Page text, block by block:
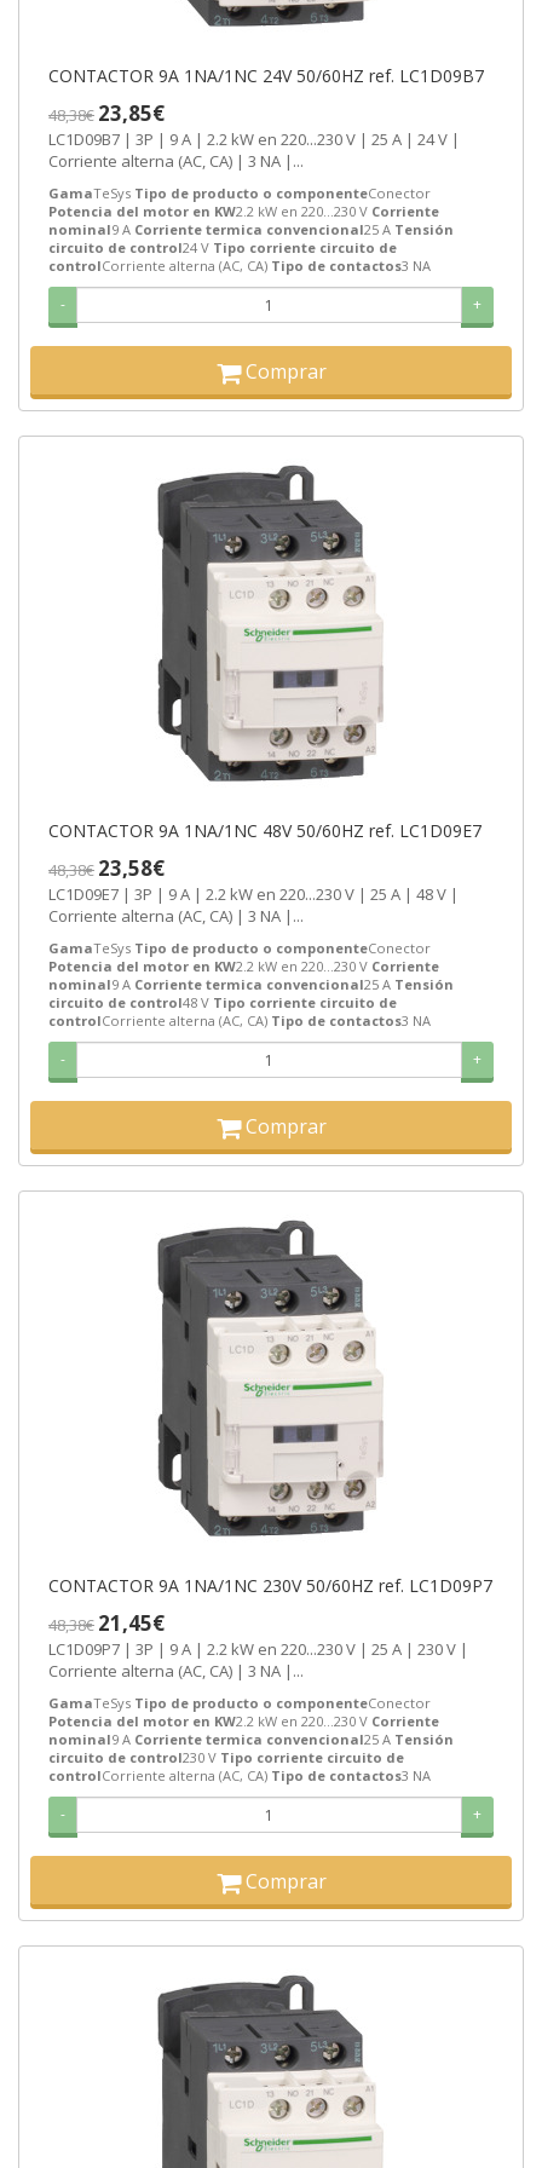
CONTACTOR 9A 1NA/1NC 24V 50/60HZ ref. LC1D09B7
48,38€ 23,85€
LC1D09B7 | 3P | 9 A | 2.2 kW en 220...230 V | 25 A | 24 V |
Corriente alterna (AC, CA) | 3 NA |...
GamaTeSys Tipo de producto o componenteConector
Potencia del motor en KW2.2 kW en 220...230 V Corriente
nominal9 A Corriente termica convencional25 A Tensión
circuito de control24 V Tipo corriente circuito de
controlCorriente alterna (AC, CA) Tipo de contactos3 NA
- +
Comprar
CONTACTOR 9A 1NA/1NC 48V 50/60HZ ref. LC1D09E7
48,38€ 23,58€
LC1D09E7 | 3P | 9 A | 2.2 kW en 220...230 V | 25 A | 48 V |
Corriente alterna (AC, CA) | 3 NA |...
GamaTeSys Tipo de producto o componenteConector
Potencia del motor en KW2.2 kW en 220...230 V Corriente
nominal9 A Corriente termica convencional25 A Tensión
circuito de control48 V Tipo corriente circuito de
controlCorriente alterna (AC, CA) Tipo de contactos3 NA
- +
Comprar
CONTACTOR 9A 1NA/1NC 230V 50/60HZ ref. LC1D09P7
48,38€ 21,45€
LC1D09P7 | 3P | 9 A | 2.2 kW en 220...230 V | 25 A | 230 V |
Corriente alterna (AC, CA) | 3 NA |...
GamaTeSys Tipo de producto o componenteConector
Potencia del motor en KW2.2 kW en 220...230 V Corriente
nominal9 A Corriente termica convencional25 A Tensión
circuito de control230 V Tipo corriente circuito de
controlCorriente alterna (AC, CA) Tipo de contactos3 NA
- +
Comprar